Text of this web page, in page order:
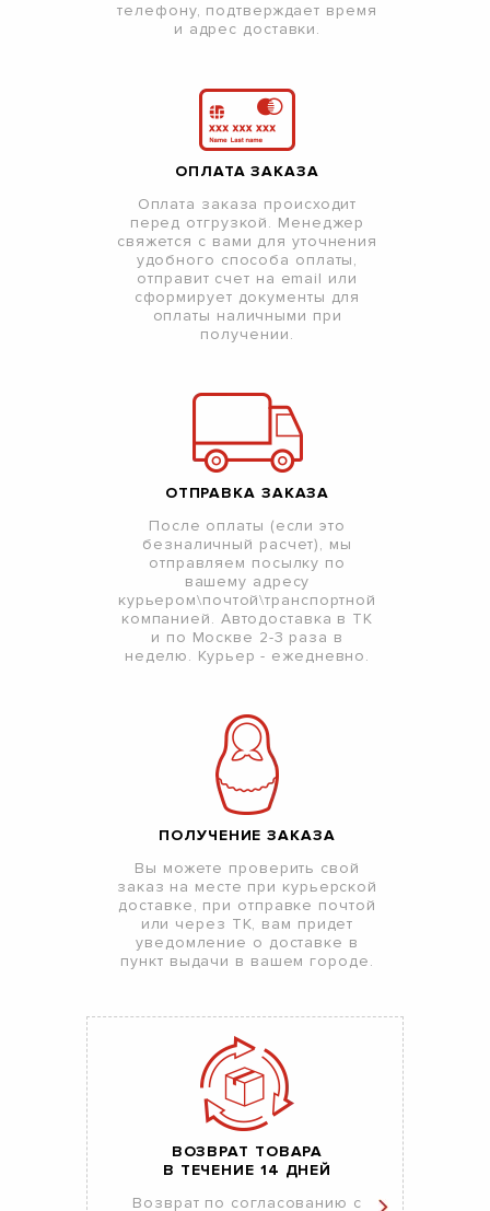
телефону, подтверждает время
и адрес доставки.
ОПЛАТА ЗАКАЗА
Оплата заказа происходит
перед отгрузкой. Менеджер
свяжется с вами для уточнения
удобного способа оплаты,
отправит счет на email или
сформирует документы для
оплаты наличными при
получении.
ОТПРАВКА ЗАКАЗА
После оплаты (если это
безналичный расчет), мы
отправляем посылку по
вашему адресу
курьером\почтой\транспортной
компанией. Автодоставка в ТК
и по Москве 2-3 раза в
неделю. Курьер - ежедневно.
ПОЛУЧЕНИЕ ЗАКАЗА
Вы можете проверить свой
заказ на месте при курьерской
доставке, при отправке почтой
или через ТК, вам придет
уведомление о доставке в
пункт выдачи в вашем городе.
ВОЗВРАТ ТОВАРА
В ТЕЧЕНИЕ 14 ДНЕЙ
Возврат по согласованию с